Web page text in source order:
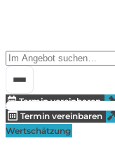
Termin vereinbaren
Termin vereinbaren
Wertschätzung